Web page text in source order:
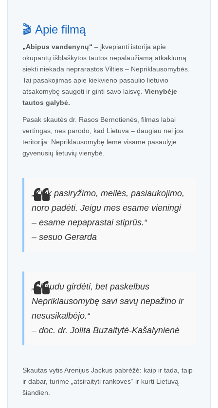
🎬 Apie filmą
„Abipus vandenynų“ – įkvepianti istorija apie
okupantų išblaškytos tautos nepalaužiamą atkaklumą
siekti niekada neprarastos Vilties – Nepriklausomybės.
Tai pasakojimas apie kiekvieno pasaulio lietuvio
atsakomybę saugoti ir ginti savo laisvę. Vienybėje
tautos galybė.
Pasak skautės dr. Rasos Bernotienės, filmas labai
vertingas, nes parodo, kad Lietuva – daugiau nei jos
teritorija: Nepriklausomybę lėmė visame pasaulyje
gyvenusių lietuvių vienybė.
„Kiek pasiryžimo, meilės, pasiaukojimo,
noro padėti. Jeigu mes esame vieningi
– esame nepaprastai stiprūs.“
– sesuo Gerarda
„Skaudu girdėti, bet paskelbus
Nepriklausomybę savi savų nepažino ir
nesusikalbėjo.“
– doc. dr. Jolita Buzaitytė-Kašalynienė
Skautas vytis Arenijus Jackus pabrėžė: kaip ir tada, taip
ir dabar, turime „atsiraityti rankoves“ ir kurti Lietuvą
šiandien.